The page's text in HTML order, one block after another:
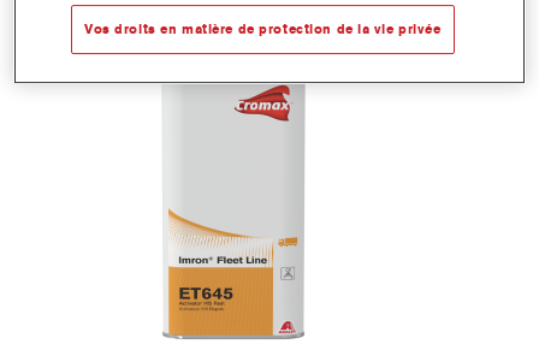
Vos droits en matière de protection de la vie privée